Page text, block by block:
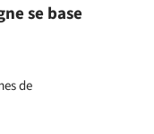
se base
de